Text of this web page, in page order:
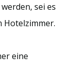
sei es
Hotelzimmer.
eine